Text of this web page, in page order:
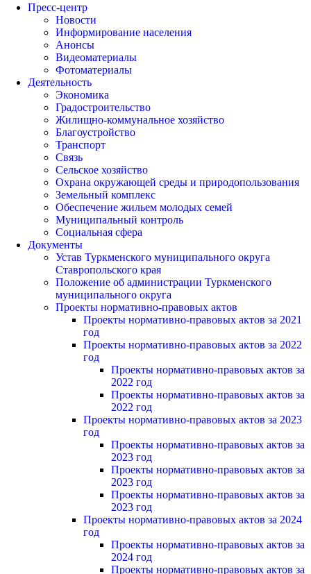
Пресс-центр
Новости
Информирование населения
Анонсы
Видеоматериалы
Фотоматериалы
Деятельность
Экономика
Градостроительство
Жилищно-коммунальное хозяйство
Благоустройство
Транспорт
Связь
Сельское хозяйство
Охрана окружающей среды и природопользования
Земельный комплекс
Обеспечение жильем молодых семей
Муниципальный контроль
Социальная сфера
Документы
Устав Туркменского муниципального округа
Ставропольского края
Положение об администрации Туркменского
муниципального округа
Проекты нормативно-правовых актов
Проекты нормативно-правовых актов за 2021
год
Проекты нормативно-правовых актов за 2022
год
Проекты нормативно-правовых актов за
2022 год
Проекты нормативно-правовых актов за
2022 год
Проекты нормативно-правовых актов за 2023
год
Проекты нормативно-правовых актов за
2023 год
Проекты нормативно-правовых актов за
2023 год
Проекты нормативно-правовых актов за
2023 год
Проекты нормативно-правовых актов за 2024
год
Проекты нормативно-правовых актов за
2024 год
Проекты нормативно-правовых актов за